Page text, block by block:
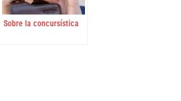
Sobre la concursística